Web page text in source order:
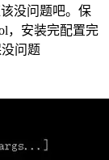
没问题吧。保
，安装完配置完
问题